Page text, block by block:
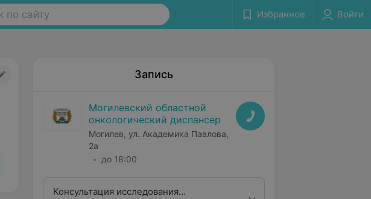
по сайту Избранное Войти
Запись
Могилевский областной
онкологический диспансер
Могилев, ул. Академика Павлова,
2а
до 18:00
Консультация исследования